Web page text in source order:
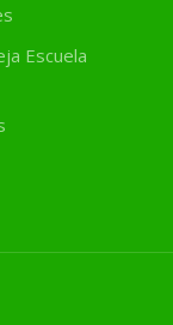
Escuela